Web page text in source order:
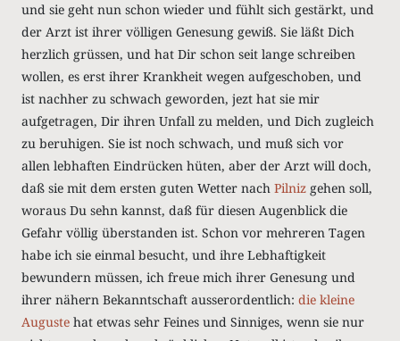
und sie geht nun schon wieder und fühlt sich gestärkt, und
der Arzt ist ihrer völligen Genesung gewiß. Sie läßt Dich
herzlich grüssen, und hat Dir schon seit lange schreiben
wollen, es erst ihrer Krankheit wegen aufgeschoben, und
ist nachher zu schwach geworden, jezt hat sie mir
aufgetragen, Dir ihren Unfall zu melden, und Dich zugleich
zu beruhigen. Sie ist noch schwach, und muß sich vor
allen lebhaften Eindrücken hüten, aber der Arzt will doch,
daß sie mit dem ersten guten Wetter nach Pilniz gehen soll,
woraus Du sehn kannst, daß für diesen Augenblick die
Gefahr völlig überstanden ist. Schon vor mehreren Tagen
habe ich sie einmal besucht, und ihre Lebhaftigkeit
bewundern müssen, ich freue mich ihrer Genesung und
ihrer nähern Bekanntschaft ausserordentlich: die kleine
Auguste hat etwas sehr Feines und Sinniges, wenn sie nur